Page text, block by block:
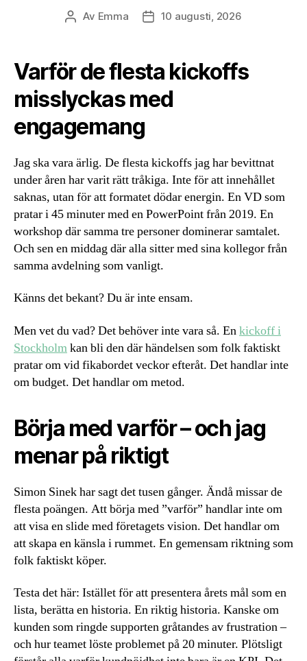
Inläggsförfattare
Av Emma Inläggsdatum
10 augusti, 2026
Varför de flesta kickoffs
misslyckas med
engagemang
Jag ska vara ärlig. De flesta kickoffs jag har bevittnat
under åren har varit rätt tråkiga. Inte för att innehållet
saknas, utan för att formatet dödar energin. En VD som
pratar i 45 minuter med en PowerPoint från 2019. En
workshop där samma tre personer dominerar samtalet.
Och sen en middag där alla sitter med sina kollegor från
samma avdelning som vanligt.
Känns det bekant? Du är inte ensam.
Men vet du vad? Det behöver inte vara så. Enkickoff i
Stockholmkan bli den där händelsen som folk faktiskt
pratar om vid fikabordet veckor efteråt. Det handlar inte
om budget. Det handlar om metod.
Börja med varför – och jag
menar på riktigt
Simon Sinek har sagt det tusen gånger. Ändå missar de
flesta poängen. Att börja med ”varför” handlar inte om
att visa en slide med företagets vision. Det handlar om
att skapa en känsla i rummet. En gemensam riktning som
folk faktiskt köper.
Testa det här: Istället för att presentera årets mål som en
lista, berätta en historia. En riktig historia. Kanske om
kunden som ringde supporten gråtandes av frustration –
och hur teamet löste problemet på 20 minuter. Plötsligt